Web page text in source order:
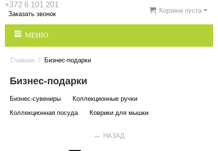
+372 6 101 201
Заказать звонок Корзина пуста
МЕНЮ
Главная / Бизнес-подарки
Бизнес-подарки
Бизнес-сувениры
Коллекционные ручки
Коллекционная посуда
Коврики для мышки
НАЗАД